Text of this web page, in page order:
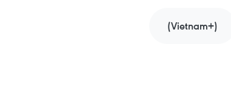
(Vietnam+)